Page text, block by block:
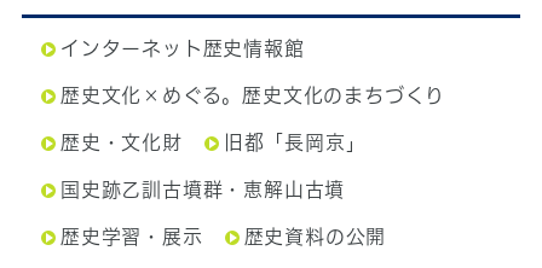
インターネット歴史情報館
歴史文化×めぐる。歴史文化のまちづくり
歴史・文化財 旧都「長岡京」
国史跡乙訓古墳群・恵解山古墳
歴史学習・展示 歴史資料の公開